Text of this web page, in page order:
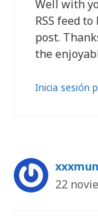
Well with
RSS feed
post.
the
Inicia sesión
22